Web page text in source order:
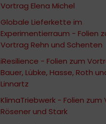
Vortrag Elena Michel
Globale Lieferkette im
Experimentierraum - Folien
Vortrag Rehn und Schenten
iResilience - Folien zum
Bauer, Lübke, Hasse, Roth
Linnartz
KlimaTriebwerk - Folien zum
Rösener und Stark